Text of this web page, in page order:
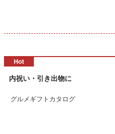
内祝い・引き出物に
グルメギフトカタログ